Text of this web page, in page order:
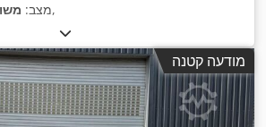
מצב:,
מודעה קטנה